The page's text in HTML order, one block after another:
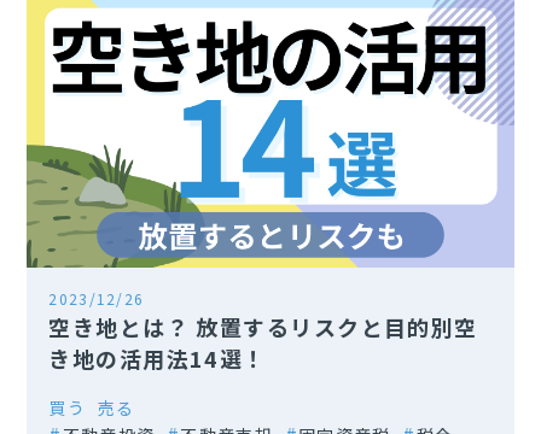
2023/12/26
空き地とは？ 放置するリスクと目的別空
き地の活用法14選！
買う
売る